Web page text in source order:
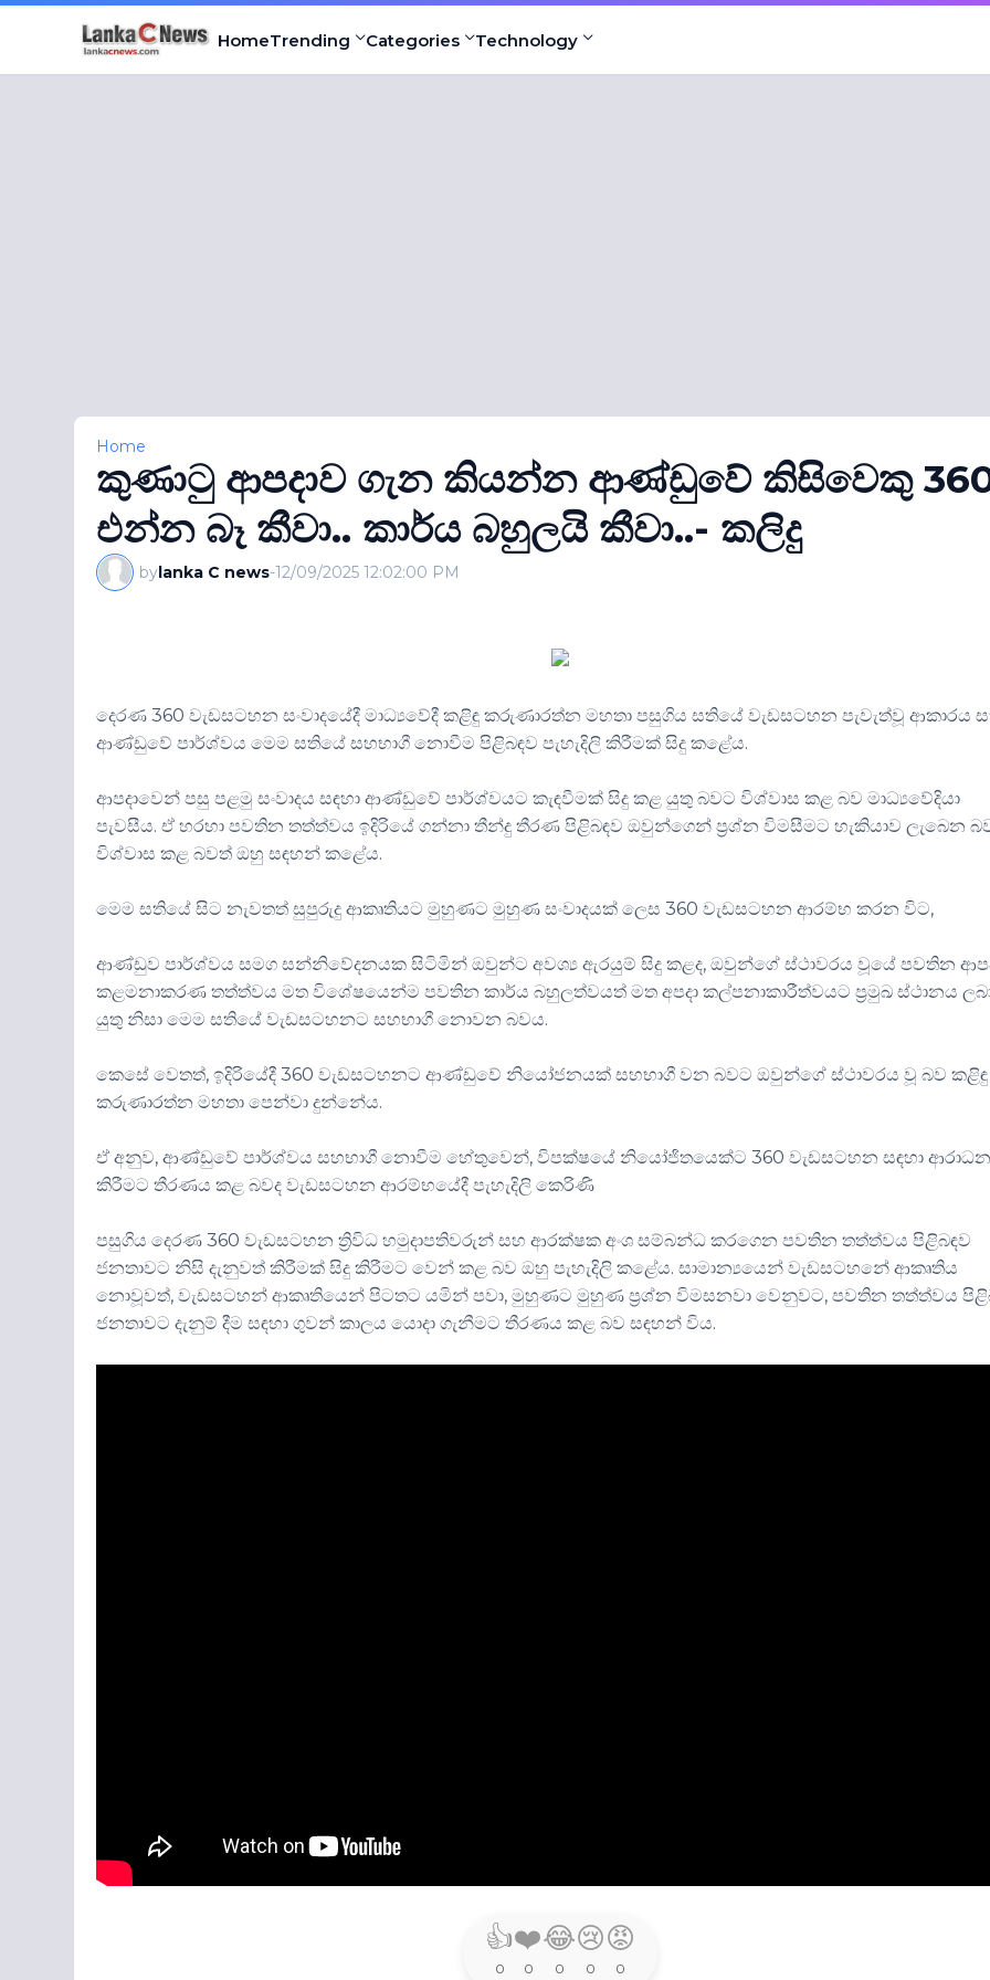
HomeTrending Categories Technology
Home
කුණාටු ආපදාව ගැන කියන්න ආණ්ඩුවේ කිසිවෙකු
එන්න බෑ කීවා.. කාර්ය බහුලයි කීවා..- කලිදු
bylanka C news-12/09/2025 12:02:00 PM
දෙරණ 360 වැඩසටහන සංවාදයේදී මාධ්‍යවේදී කළිඳු කරුණාරත්න මහතා පසුගිය සතියේ වැඩසටහන පැවැත්වූ ආකාරය
ආණ්ඩුවේ පාර්ශ්වය මෙම සතියේ සහභාගී නොවීම පිළිබඳව පැහැදිලි කිරීමක් සිදු කළේය.
ආපදාවෙන් පසු පළමු සංවාදය සඳහා ආණ්ඩුවේ පාර්ශ්වයට කැඳවීමක් සිදු කළ යුතු බවට විශ්වාස කළ බව මාධ්‍යවේදියා
පැවසීය. ඒ හරහා පවතින තත්ත්වය ඉදිරියේ ගන්නා තීන්දු තීරණ පිළිබඳව ඔවුන්ගෙන් ප්‍රශ්න විමසීමට හැකියාව ලැබෙන
විශ්වාස කළ බවත් ඔහු සඳහන් කළේය.
මෙම සතියේ සිට නැවතත් සුපුරුදු ආකෘතියට මුහුණට මුහුණ සංවාදයක් ලෙස 360 වැඩසටහන ආරම්භ කරන විට,
ආණ්ඩුව පාර්ශ්වය සමග සන්නිවේදනයක සිටිමින් ඔවුන්ට අවශ්‍ය ඇරයුම් සිදු කළද, ඔවුන්ගේ ස්ථාවරය වූයේ පවතින
කළමනාකරණ තත්ත්වය මත විශේෂයෙන්ම පවතින කාර්ය බහුලත්වයත් මත අපදා කල්පනාකාරීත්වයට ප්‍රමුඛ ස්ථානය
යුතු නිසා මෙම සතියේ වැඩසටහනට සහභාගී නොවන බවය.
කෙසේ වෙතත්, ඉදිරියේදී 360 වැඩසටහනට ආණ්ඩුවේ නියෝජනයක් සහභාගී වන බවට ඔවුන්ගේ ස්ථාවරය වූ බව කළිඳු
කරුණාරත්න මහතා පෙන්වා දුන්නේය.
ඒ අනුව, ආණ්ඩුවේ පාර්ශ්වය සහභාගී නොවීම හේතුවෙන්, විපක්ෂයේ නියෝජිතයෙක්ට 360 වැඩසටහන සඳහා
කිරීමට තීරණය කළ බවද වැඩසටහන ආරම්භයේදී පැහැදිලි කෙරිණි
පසුගිය දෙරණ 360 වැඩසටහන ත්‍රිවිධ හමුදාපතිවරුන් සහ ආරක්ෂක අංශ සම්බන්ධ කරගෙන පවතින තත්ත්වය පිළිබඳව
ජනතාවට නිසි දැනුවත් කිරීමක් සිදු කිරීමට වෙන් කළ බව ඔහු පැහැදිලි කළේය. සාමාන්‍යයෙන් වැඩසටහනේ ආකෘතිය
නොවූවත්, වැඩසටහන් ආකෘතියෙන් පිටතට යමින් පවා, මුහුණට මුහුණ ප්‍රශ්න විමසනවා වෙනුවට, පවතින තත්ත්වය
ජනතාවට දැනුම් දීම සඳහා ගුවන් කාලය යොදා ගැනීමට තීරණය කළ බව සඳහන් විය.
👍
0
❤️
0
😂
0
😢
0
😡
0